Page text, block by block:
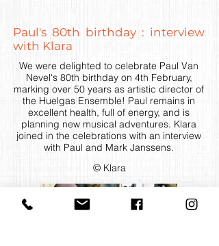
Paul's 80th birthday : interview
with Klara
We were delighted to celebrate Paul Van
Nevel's 80th birthday on 4th February,
marking over 50 years as artistic director of
the Huelgas Ensemble! Paul remains in
excellent health, full of energy, and is
planning new musical adventures. Klara
joined in the celebrations with an interview
with Paul and Mark Janssens.
© Klara